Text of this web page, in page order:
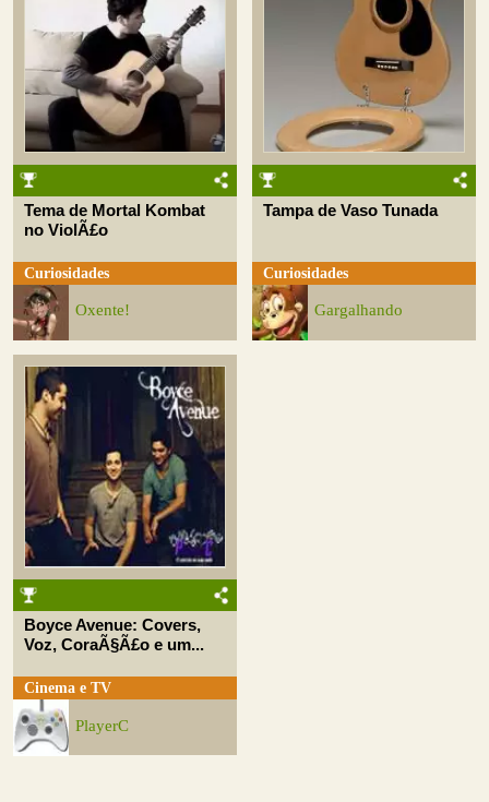
Tema de Mortal Kombat
no ViolÃ£o
Curiosidades
Oxente!
Tampa de Vaso Tunada
Curiosidades
Gargalhando
Boyce Avenue: Covers,
Voz, CoraÃ§Ã£o e um...
Cinema e TV
PlayerC